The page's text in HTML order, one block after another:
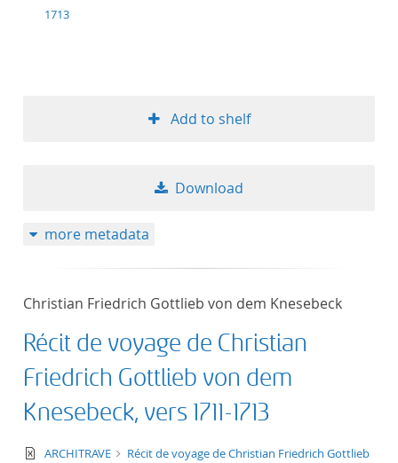
1713
Add to shelf
Download
more metadata
Christian Friedrich Gottlieb von dem Knesebeck
Récit de voyage de Christian
Friedrich Gottlieb von dem
Knesebeck, vers 1711-1713
text/xml
ARCHITRAVE
Récit de voyage de Christian Friedrich Gottlieb